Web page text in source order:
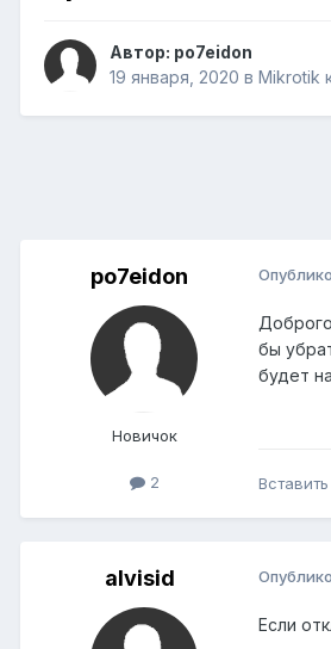
Автор: po7eidon
19 января, 2020 в Mikrotik
po7eidon
Новичок
2
бы
будет
alvisid
Если